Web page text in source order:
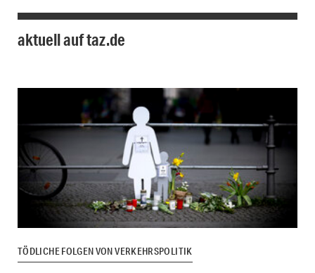
aktuell auf taz.de
TÖDLICHE FOLGEN VON VERKEHRSPOLITIK